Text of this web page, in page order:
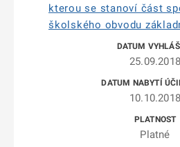
kterou se stanoví část
školského obvodu
25.09.2018
10.10.2018
Platné